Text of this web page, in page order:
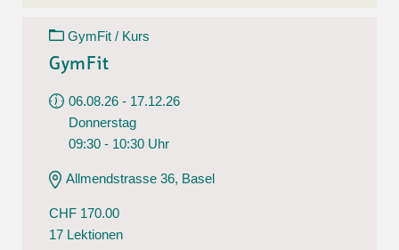
GymFit / Kurs
GymFit
06.08.26 - 17.12.26
Donnerstag
09:30 - 10:30 Uhr
Allmendstrasse 36, Basel
CHF 170.00
17 Lektionen